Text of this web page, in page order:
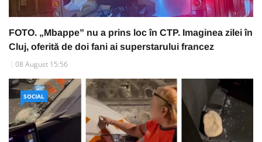
FOTO. „Mbappe” nu a prins loc în CTP. Imaginea zilei în
Cluj, oferită de doi fani ai superstarului francez
08 August 15:56
SOCIAL